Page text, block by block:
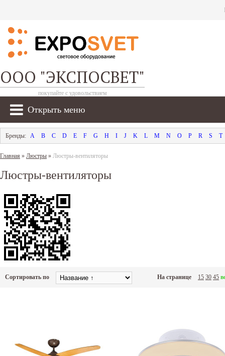
ООО "ЭКСПОСВЕТ"
покупайте с удовольствием
Открыть меню
A B C D E F G H I J K L M N O P R S T
Главная » Люстры » Люстры-вентиляторы
Люстры-вентиляторы
Сортировать по На странице 15 30 45